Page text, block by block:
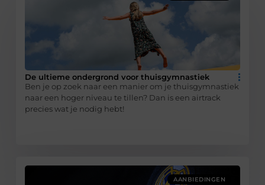
De ultieme ondergrond voor thuisgymnastiek
Ben je op zoek naar een manier om je thuisgymnastiek
naar een hoger niveau te tillen? Dan is een airtrack
precies wat je nodig hebt!
AANBIEDINGEN